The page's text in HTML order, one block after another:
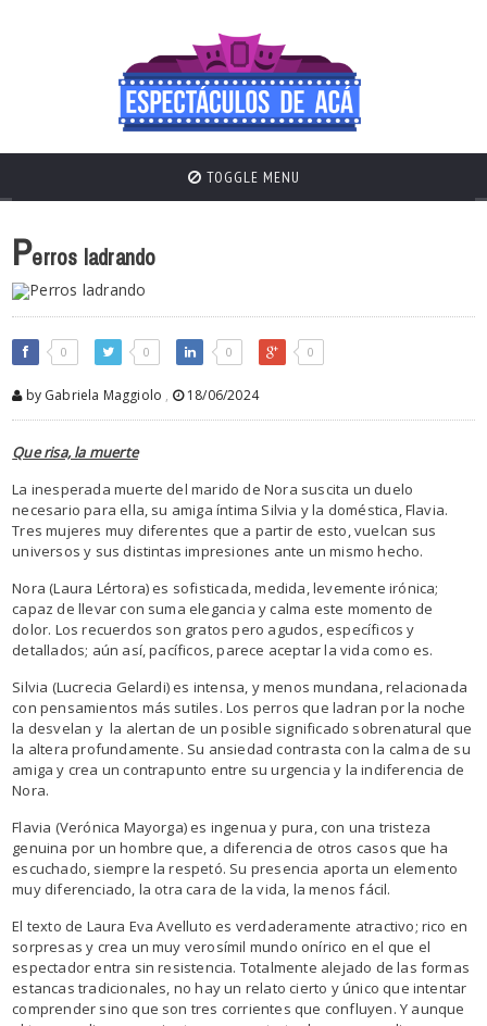
TOGGLE MENU
Perros ladrando
0 0 0 0
by Gabriela Maggiolo , 18/06/2024
Que risa, la muerte
La inesperada muerte del marido de Nora suscita un duelo
necesario para ella, su amiga íntima Silvia y la doméstica, Flavia.
Tres mujeres muy diferentes que a partir de esto, vuelcan sus
universos y sus distintas impresiones ante un mismo hecho.
Nora (Laura Lértora) es sofisticada, medida, levemente irónica;
capaz de llevar con suma elegancia y calma este momento de
dolor. Los recuerdos son gratos pero agudos, específicos y
detallados; aún así, pacíficos, parece aceptar la vida como es.
Silvia (Lucrecia Gelardi) es intensa, y menos mundana, relacionada
con pensamientos más sutiles. Los perros que ladran por la noche
la desvelan y la alertan de un posible significado sobrenatural que
la altera profundamente. Su ansiedad contrasta con la calma de su
amiga y crea un contrapunto entre su urgencia y la indiferencia de
Nora.
Flavia (Verónica Mayorga) es ingenua y pura, con una tristeza
genuina por un hombre que, a diferencia de otros casos que ha
escuchado, siempre la respetó. Su presencia aporta un elemento
muy diferenciado, la otra cara de la vida, la menos fácil.
El texto de Laura Eva Avelluto es verdaderamente atractivo; rico en
sorpresas y crea un muy verosímil mundo onírico en el que el
espectador entra sin resistencia. Totalmente alejado de las formas
estancas tradicionales, no hay un relato cierto y único que intentar
comprender sino que son tres corrientes que confluyen. Y aunque